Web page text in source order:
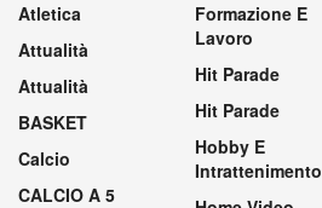
Atletica
Attualità
Attualità
BASKET
Calcio
CALCIO A 5
Formazione E
Lavoro
Hit Parade
Hit Parade
Hobby E
Intrattenimento